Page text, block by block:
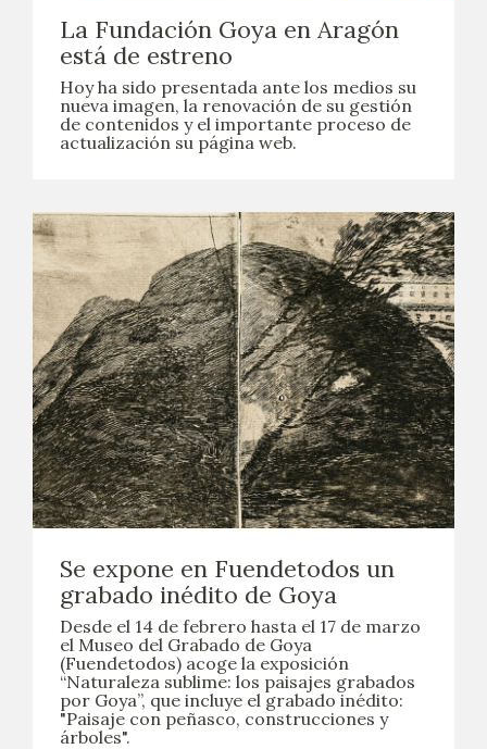
La Fundación Goya en Aragón
está de estreno
Hoy ha sido presentada ante los medios su
nueva imagen, la renovación de su gestión
de contenidos y el importante proceso de
actualización su página web.
Se expone en Fuendetodos un
grabado inédito de Goya
Desde el 14 de febrero hasta el 17 de marzo
el Museo del Grabado de Goya
(Fuendetodos) acoge la exposición
“Naturaleza sublime: los paisajes grabados
por Goya”, que incluye el grabado inédito:
"Paisaje con peñasco, construcciones y
árboles".